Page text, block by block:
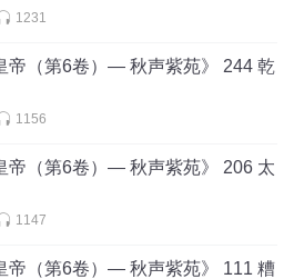
1231
帝（第6卷）— 秋声紫苑》 244 乾
1156
帝（第6卷）— 秋声紫苑》 206 太
1147
帝（第6卷）— 秋声紫苑》 111 糟